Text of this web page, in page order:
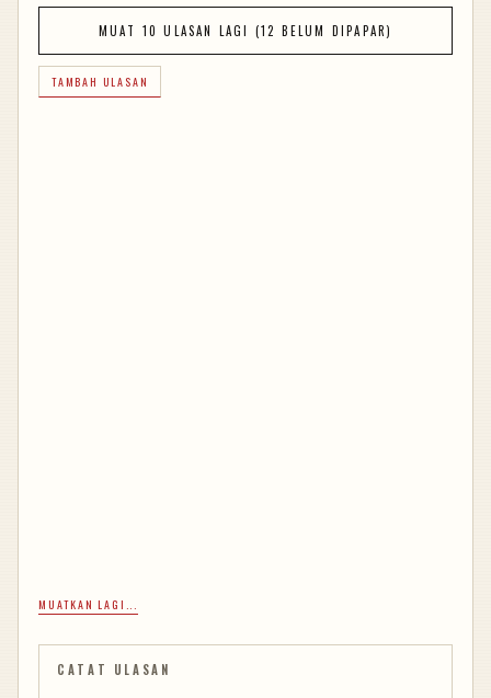
MUAT 10 ULASAN LAGI (12 BELUM DIPAPAR)
TAMBAH ULASAN
MUATKAN LAGI...
CATAT ULASAN